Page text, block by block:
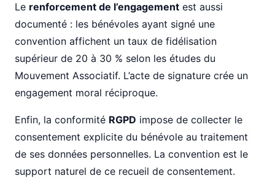
Le renforcement de l’engagement est aussi
documenté : les bénévoles ayant signé une
convention affichent un taux de fidélisation
supérieur de 20 à 30 % selon les études du
Mouvement Associatif. L’acte de signature crée un
engagement moral réciproque.
Enfin, la conformité RGPD impose de collecter le
consentement explicite du bénévole au traitement
de ses données personnelles. La convention est le
support naturel de ce recueil de consentement.